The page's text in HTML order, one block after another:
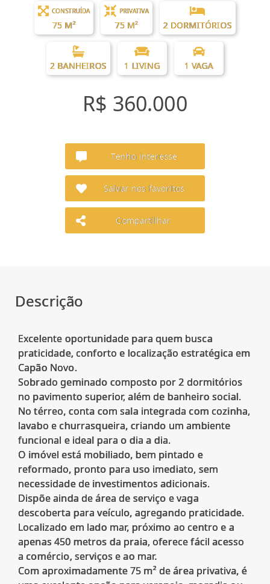
CONSTRUÍDA
75 M²
PRIVATIVA
75 M² 2 DORMITÓRIOS
2 BANHEIROS 1 LIVING 1 VAGA
R$ 360.000
Tenho interesse
Salvar nos favoritos
Compartilhar
Descrição
Excelente oportunidade para quem busca
praticidade, conforto e localização estratégica em
Capão Novo.
Sobrado geminado composto por 2 dormitórios
no pavimento superior, além de banheiro social.
No térreo, conta com sala integrada com cozinha,
lavabo e churrasqueira, criando um ambiente
funcional e ideal para o dia a dia.
O imóvel está mobiliado, bem pintado e
reformado, pronto para uso imediato, sem
necessidade de investimentos adicionais.
Dispõe ainda de área de serviço e vaga
descoberta para veículo, agregando praticidade.
Localizado em lado mar, próximo ao centro e a
apenas 450 metros da praia, oferece fácil acesso
a comércio, serviços e ao mar.
Com aproximadamente 75 m² de área privativa, é